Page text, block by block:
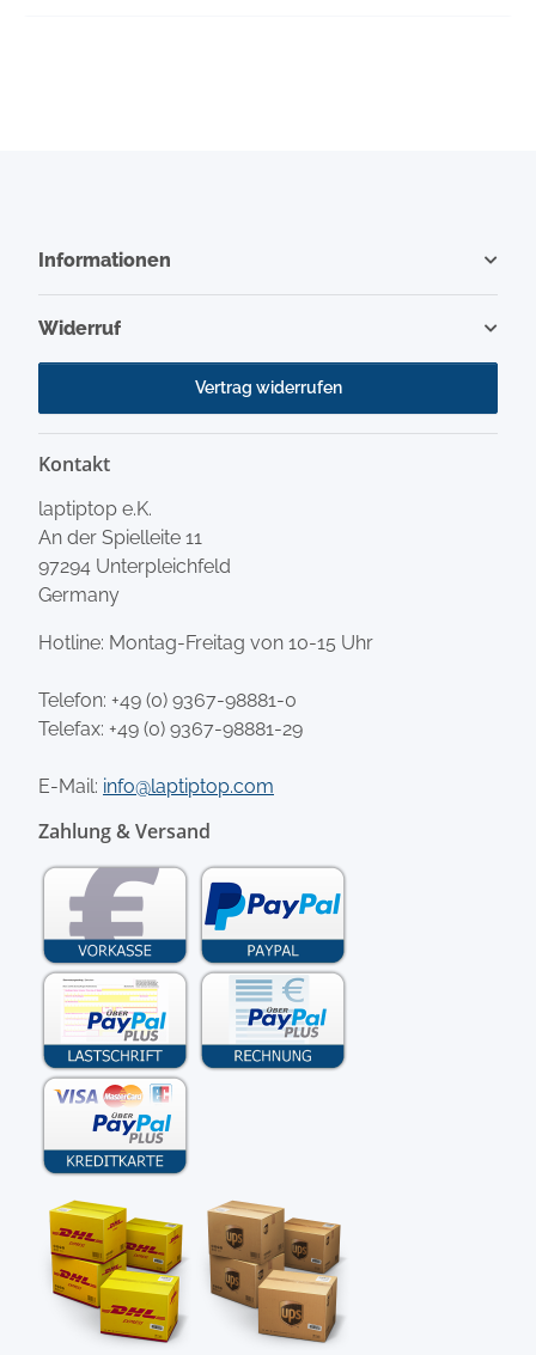
Informationen
Widerruf
Vertrag widerrufen
Kontakt
laptiptop e.K.
An der Spielleite 11
97294 Unterpleichfeld
Germany
Hotline: Montag-Freitag von 10-15 Uhr
Telefon: +49 (0) 9367-98881-0
Telefax: +49 (0) 9367-98881-29
E-Mail: info@laptiptop.com
Zahlung & Versand